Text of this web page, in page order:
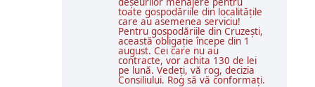
toate gospodăriile din localitățile
care au asemenea serviciu!
Pentru gospodăriile din Cruzești,
această obligație începe din 1
august. Cei care nu au
contracte, vor achita 130 de lei
pe lună. Vedeți, vă rog, decizia
Consiliului. Rog să vă conformați.